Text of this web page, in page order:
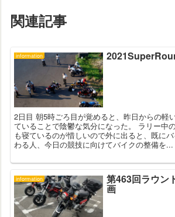
関連記事
information
2日目 朝5時ごろ目が覚めると、昨日からの軽
ていることで陰鬱な気分になった。 ラリー中
も寝ているのが惜しいので外に出ると、既に
わる人、今日の競技に向けてバイクの整備を...
information 第463回ラウ
画